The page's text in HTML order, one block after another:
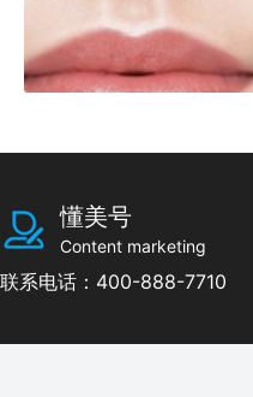
懂美号
Content marketing
联系电话：400-888-7710